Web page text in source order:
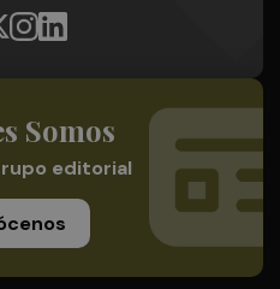
Somos
editorial